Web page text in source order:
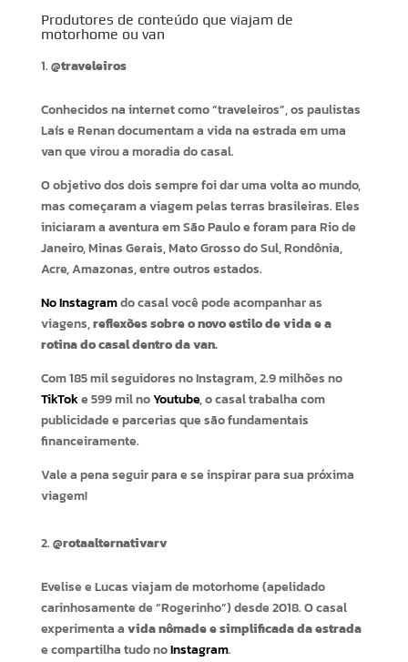
Produtores de conteúdo que viajam de
motorhome ou van
@traveleiros
Conhecidos na internet como “traveleiros”, os paulistas
Laís e Renan documentam a vida na estrada em uma
van que virou a moradia do casal.
O objetivo dos dois sempre foi dar uma volta ao mundo,
mas começaram a viagem pelas terras brasileiras. Eles
iniciaram a aventura em São Paulo e foram para Rio de
Janeiro, Minas Gerais, Mato Grosso do Sul, Rondônia,
Acre, Amazonas, entre outros estados.
No Instagramdo casal você pode acompanhar as
viagens,reflexões sobre o novo estilo de vida e a
rotina do casal dentro da van.
Com 185 mil seguidores no Instagram, 2.9 milhões no
TikToke 599 mil noYoutube, o casal trabalha com
publicidade e parcerias que são fundamentais
financeiramente.
Vale a pena seguir para e se inspirar para sua próxima
viagem!
@rotaalternativarv
Evelise e Lucas viajam de motorhome (apelidado
carinhosamente de “Rogerinho”) desde 2018. O casal
experimenta avida nômade e simplificada da estrada
e compartilha tudo noInstagram.